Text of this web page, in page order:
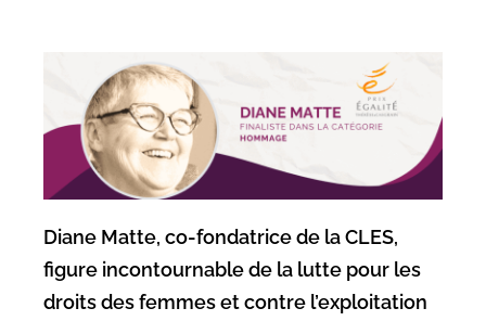
Diane Matte, co-fondatrice de la CLES,
figure incontournable de la lutte pour les
droits des femmes et contre l’exploitation